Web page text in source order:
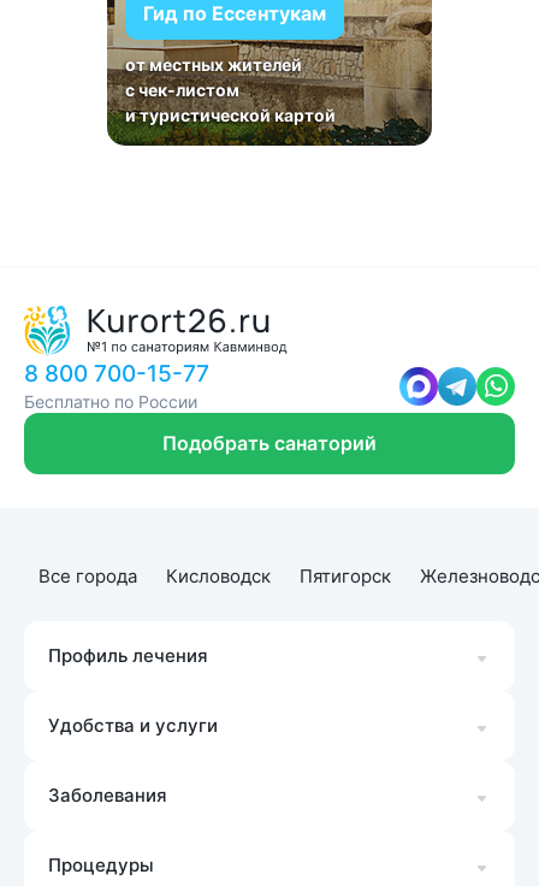
Гид по Ессентукам
от местных жителей
с чек-листом
и туристической картой
8 800 700-15-77
Бесплатно по России
Подобрать санаторий
Все города Кисловодск Пятигорск
Профиль лечения
Удобства и услуги
Заболевания
Процедуры